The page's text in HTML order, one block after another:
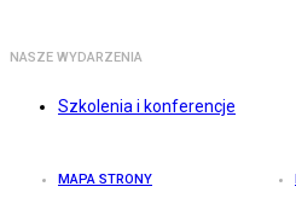
NASZE WYDARZENIA
Szkolenia i konferencje
MAPA STRONY